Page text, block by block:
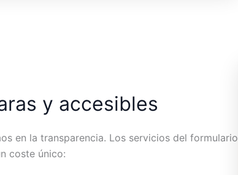
y accesibles
en la transparencia. Los servicios del formulario
coste único: